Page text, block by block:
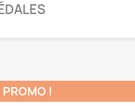
PROMO !